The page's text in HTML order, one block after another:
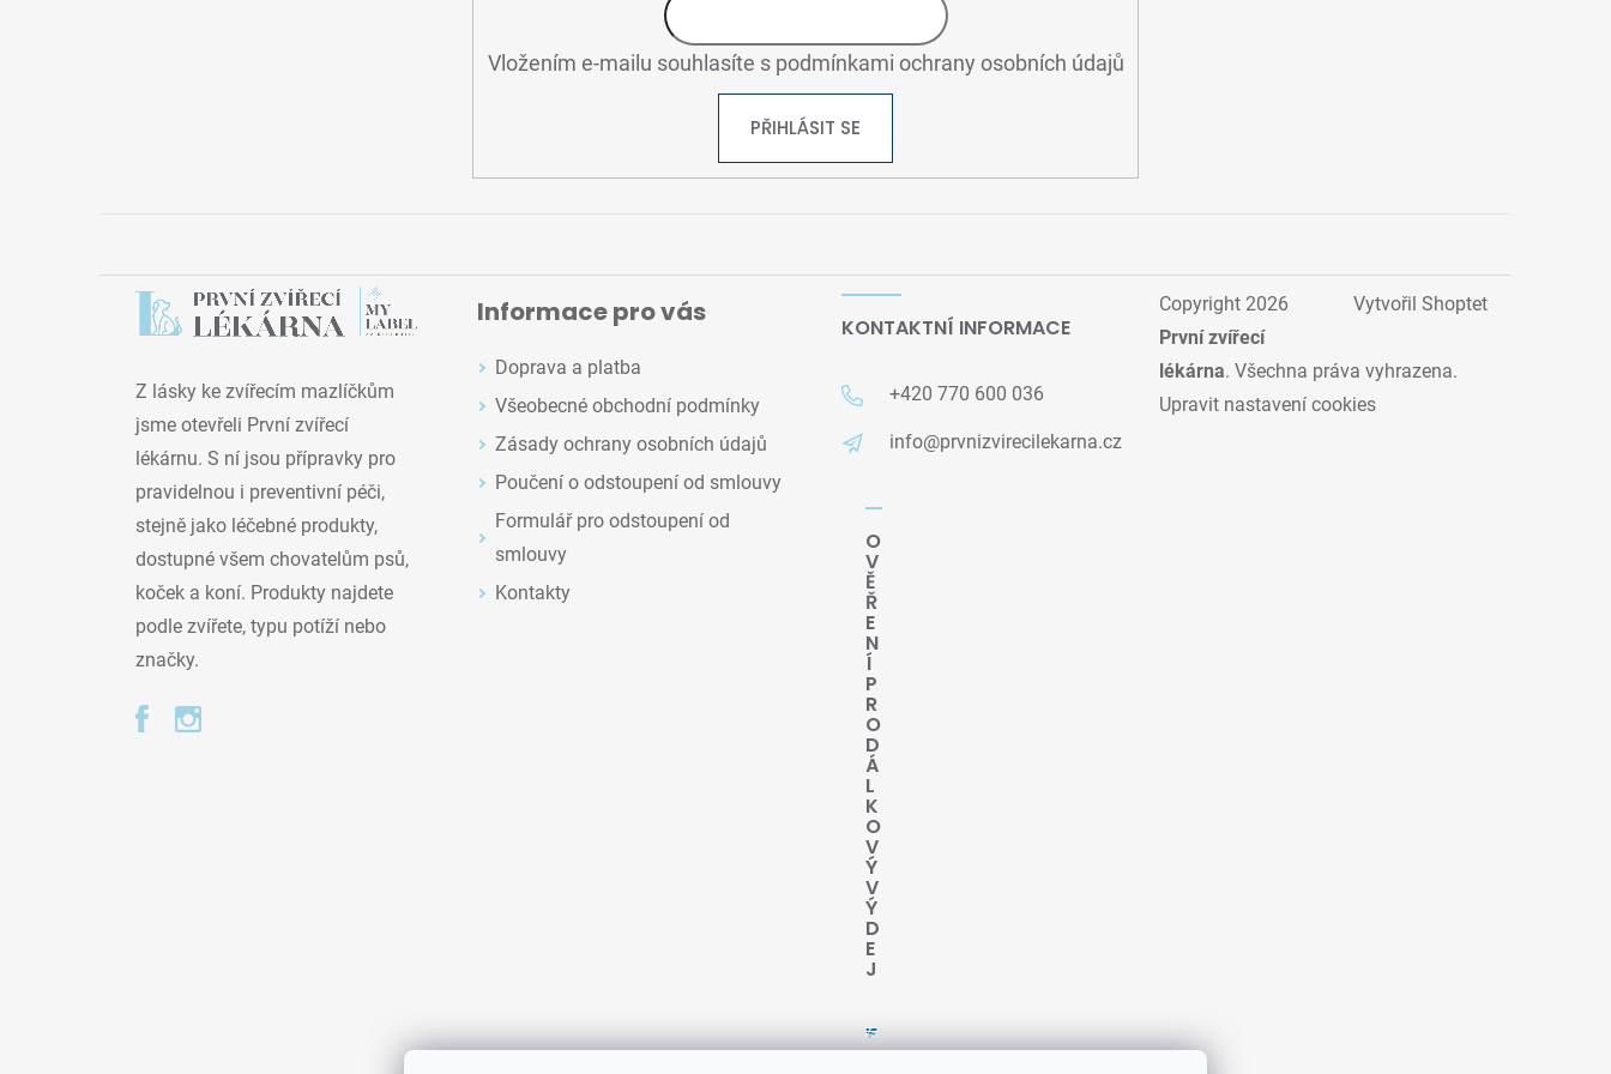
Vložením e-mailu souhlasíte s podmínkami ochrany osobních údajů
PŘIHLÁSIT SE
Z lásky ke zvířecím mazlíčkům
jsme otevřeli První zvířecí
lékárnu. S ní jsou přípravky pro
pravidelnou i preventivní péči,
stejně jako léčebné produkty,
dostupné všem chovatelům psů,
koček a koní. Produkty najdete
podle zvířete, typu potíží nebo
značky.
Informace pro vás
Doprava a platba
Všeobecné obchodní podmínky
Zásady ochrany osobních údajů
Poučení o odstoupení od smlouvy
Formulář pro odstoupení od
smlouvy
Kontakty
KONTAKTNÍ INFORMACE
+420 770 600 036
info@prvnizvirecilekarna.cz
O
V
Ě
Ř
E
N
Í
P
R
O
D
Á
L
K
O
V
Ý
V
Ý
D
E
J
Vytvořil Shoptet
Copyright 2026
První zvířecí
lékárna. Všechna práva vyhrazena.
Upravit nastavení cookies